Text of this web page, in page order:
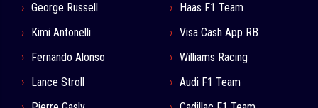
George Russell
Kimi Antonelli
Fernando Alonso
Lance Stroll
Haas F1 Team
Visa Cash App RB
Williams Racing
Audi F1 Team